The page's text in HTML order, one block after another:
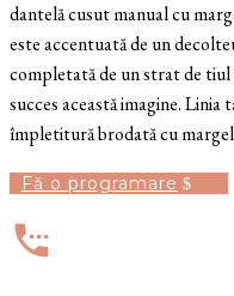
dantelă cusut manual cu
este accentuată de un
completată de un strat de
succes această imagine. Linia
împletitură brodată cu
Fă o programare
